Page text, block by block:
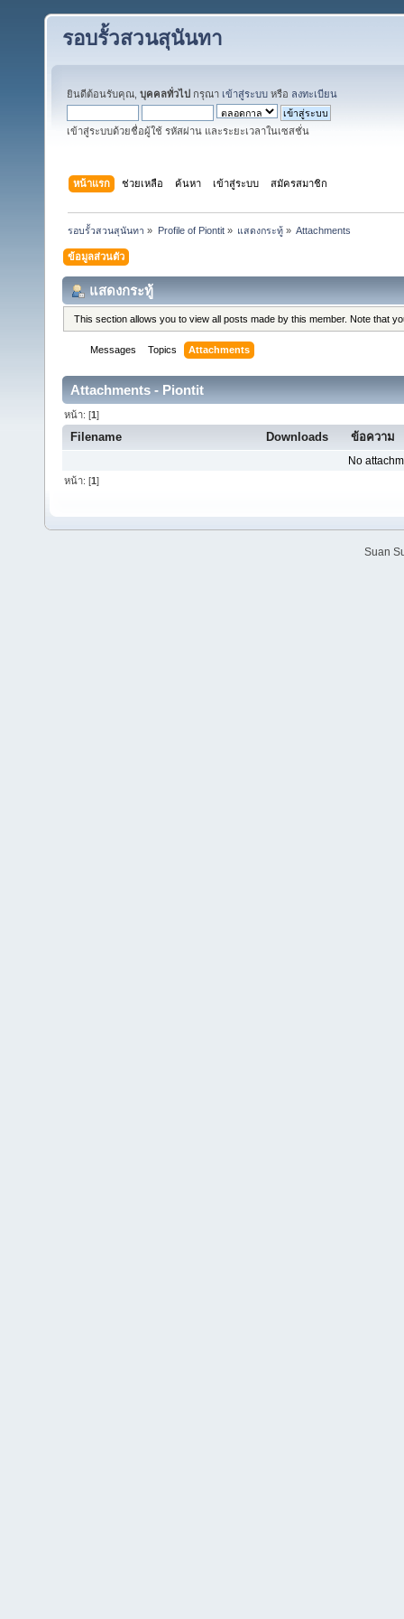
รอบรั้วสวนสุนันทา
ยินดีต้อนรับคุณ, บุคคลทั่วไป กรุณา เข้าสู่ระบบ หรือ ลงทะเบียน
เข้าสู่ระบบด้วยชื่อผู้ใช้ รหัสผ่าน และระยะเวลาในเซสชั่น
หน้าแรก ช่วยเหลือ ค้นหา เข้าสู่ระบบ สมัครสมาชิก
รอบรั้วสวนสุนันทา » Profile of Piontit» แสดงกระทู้» Attachments
ข้อมูลส่วนตัว
แสดงกระทู้
This section allows you to view all posts made by this member. Note that
Messages Topics Attachments
Attachments - Piontit
หน้า: [1]
Filename Downloads ข้อความ
No
หน้า: [1]
Suan